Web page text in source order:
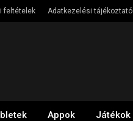
feltételek Adatkezelési tájékoztató
Appok Játékok